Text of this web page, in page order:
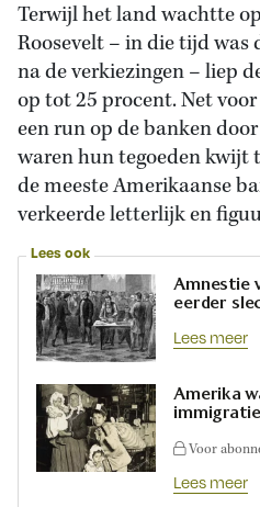
Terwijl het land wachtte
Roosevelt – in die tijd was
na de verkiezingen – liep
op tot 25 procent. Net
een run op de banken
waren hun tegoeden kwijt
de meeste Amerikaanse
verkeerde letterlijk en
Lees ook
Amnestie
eerder
Lees meer
Amerika
Voor
Lees meer